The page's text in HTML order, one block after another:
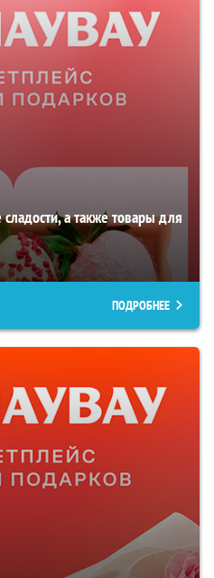
а также товары для
ПОДРОБНЕЕ